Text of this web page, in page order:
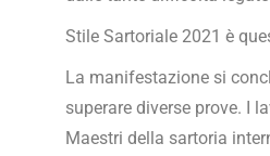
Stile Sartoriale 2021 è
La manifestazione si
superare diverse prove. I
Maestri della sartoria